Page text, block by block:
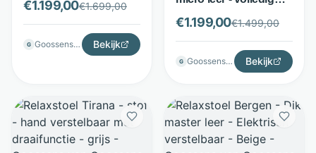
mosgroen - Goossens
€1.199,00€1.699,00
G Goossenswonen Bekijk
elektrisch verstelbaar -
antraciet - Goossens
€1.199,00€1.499,00
G Goossenswonen Bekijk